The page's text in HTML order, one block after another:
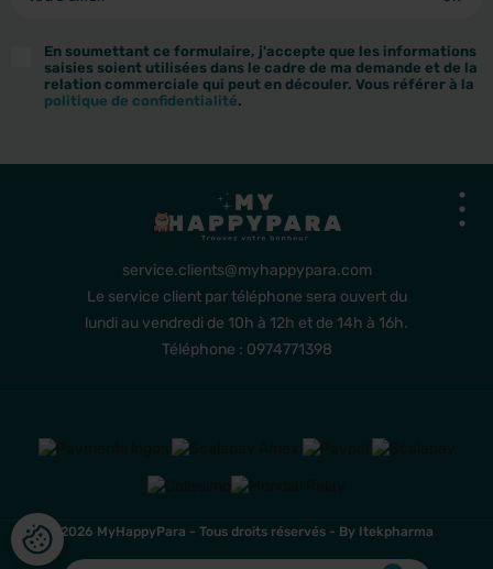
En soumettant ce formulaire, j'accepte que les informations
saisies soient utilisées dans le cadre de ma demande et de la
relation commerciale qui peut en découler. Vous référer à la
politique de confidentialité.
service.clients@myhappypara.com
Le service client par téléphone sera ouvert du
lundi au vendredi de 10h à 12h et de 14h à 16h.
Téléphone : 0974771398
2026 MyHappyPara - Tous droits réservés - By Itekpharma